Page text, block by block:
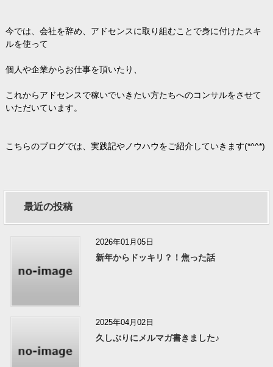
今では、会社を辞め、アドセンスに取り組むことで身に付けたスキ
ルを使って
個人や企業からお仕事を頂いたり、
これからアドセンスで稼いでいきたい方たちへのコンサルをさせて
いただいています。
こちらのブログでは、実践記やノウハウをご紹介していきます(*^^*)
最近の投稿
2026年01月05日
新年からドッキリ？！焦った話
2025年04月02日
久しぶりにメルマガ書きました♪